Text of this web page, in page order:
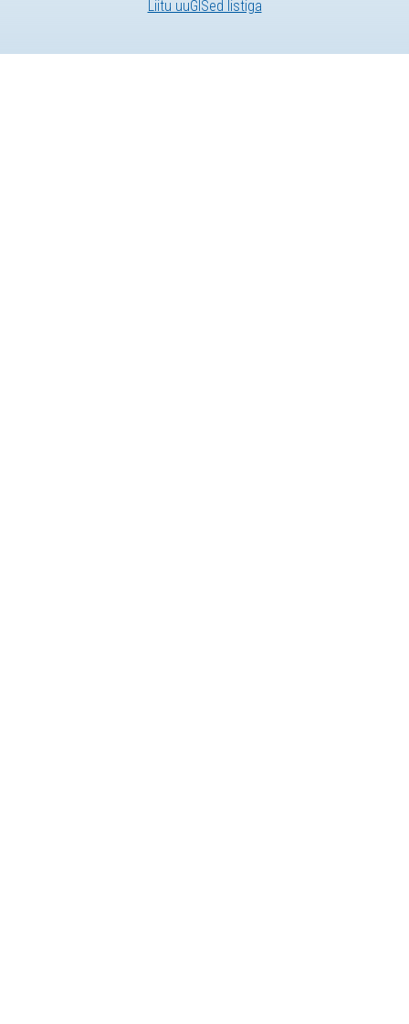
Liitu uuGISed listiga